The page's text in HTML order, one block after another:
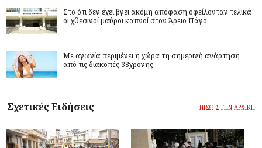
Στο ότι δεν έχει βγει ακόμη απόφαση οφείλονταν τελικά
οι χθεσινοί μαύροι καπνοί στον Άρειο Πάγο
Με αγωνία περιμένει η χώρα τη σημερινή ανάρτηση
από τις διακοπές 38χρονης
Σχετικές Ειδήσεις ΠΙΣΩ ΣΤΗΝ ΑΡΧΙΚΗ